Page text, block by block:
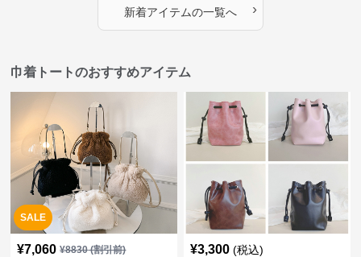
新着アイテムの一覧へ ›
巾着トートのおすすめアイテム
SALE
¥7,060 ¥8830(割引前) ¥3,300 (税込)